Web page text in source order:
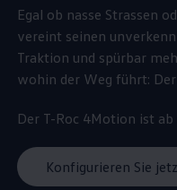
Egal ob nasse Strassen
vereint seinen
Traktion und spürbar
wohin der Weg führt:
Der T-Roc 4Motion ist
Konfigurieren Sie